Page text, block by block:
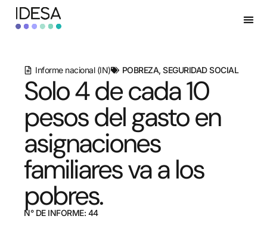
Informe nacional (IN) POBREZA, SEGURIDAD SOCIAL
Solo 4 de cada 10
pesos del gasto en
asignaciones
familiares va a los
pobres.
N° DE INFORME: 44